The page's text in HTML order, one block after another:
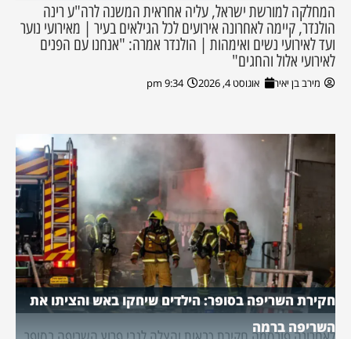
המחלקה למורשת ישראל, עליה אחראית המשנה לרה"ע רינה
הולנדר, קיימה לאחרונה אירועים לכל הגילאים בעיר | מאירועי נוער
ועד לאירועי נשים ואימהות | הולנדר אמרה: "אנחנו עם הפנים
לאירועי אלול והחגים"
מירב בן יאיר אוגוסט 4, 2026 9:34 pm
חקירת השריפה בסופר: הילדים שיחקו באש והציתו את
השריפה ברמה